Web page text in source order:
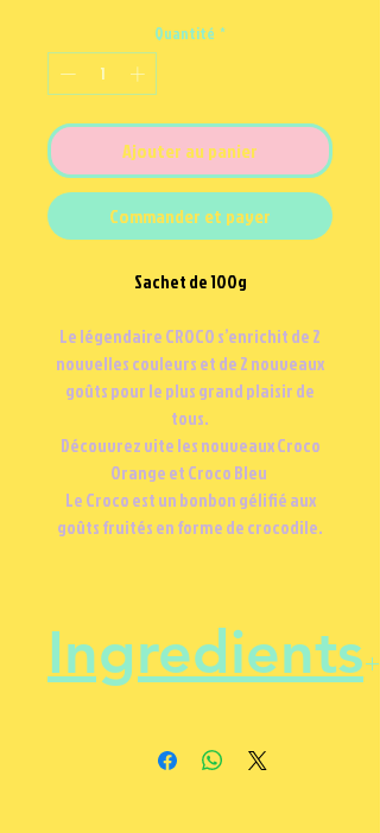
Quantité *
Ajouter au panier
Commander et payer
Sachet de 100g
Le légendaire CROCO s’enrichit de 2
nouvelles couleurs et de 2 nouveaux
goûts pour le plus grand plaisir de
tous.
Découvrez vite les nouveaux Croco
Orange et Croco Bleu
LeCroco est un bonbon gélifié aux
goûts fruités en forme de crocodile.
Ingredients
gélatine; acidifiant: acide